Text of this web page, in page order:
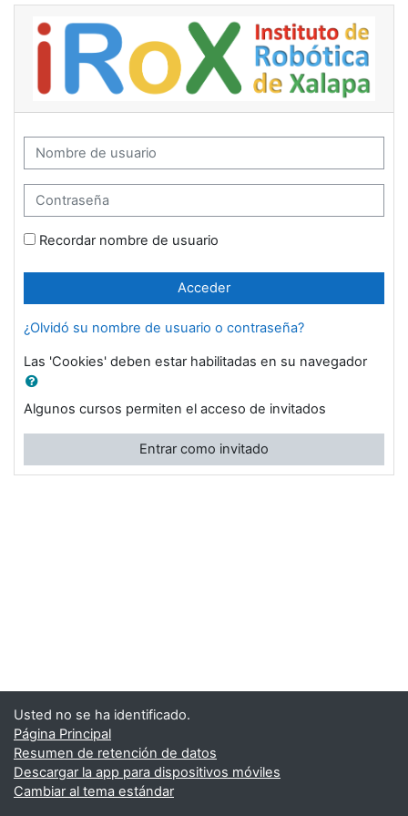
Salta al contenido principal
Campus Virtual iRoX: Acceder
Nombre de usuario
Contraseña
Recordar nombre de usuario
Acceder
¿Olvidó su nombre de usuario o contraseña?
Las 'Cookies' deben estar habilitadas en su navegador
Algunos cursos permiten el acceso de invitados
Entrar como invitado
Usted no se ha identificado.
Página Principal
Resumen de retención de datos
Descargar la app para dispositivos móviles
Cambiar al tema estándar